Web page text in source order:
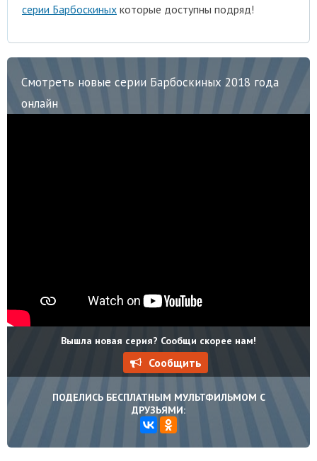
серии Барбоскиных которые доступны подряд!
Смотреть новые серии Барбоскиных 2018 года
онлайн
Вышла новая серия? Сообщи скорее нам!
Сообщить
ПОДЕЛИСЬ БЕСПЛАТНЫМ МУЛЬТФИЛЬМОМ С
ДРУЗЬЯМИ: